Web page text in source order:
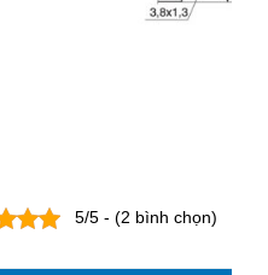
5/5 - (2 bình chọn)